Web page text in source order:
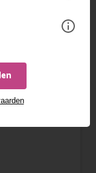
- 1 van 1 resultaten